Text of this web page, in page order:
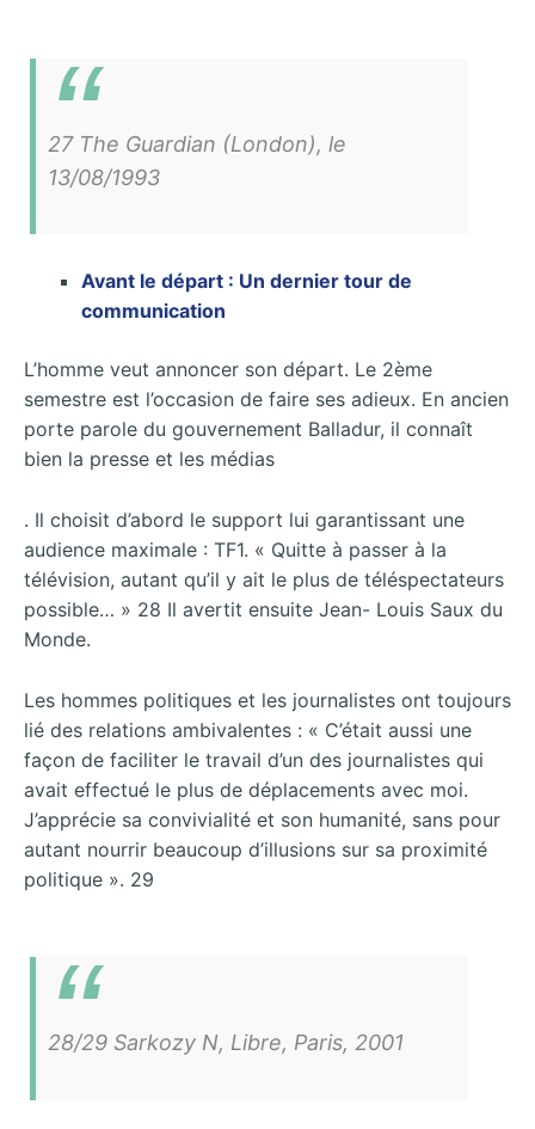
27 The Guardian (London), le
13/08/1993
Avant le départ : Un dernier tour de
communication
L’homme veut annoncer son départ. Le 2ème
semestre est l’occasion de faire ses adieux. En ancien
porte parole du gouvernement Balladur, il connaît
bien la presse et les médias
. Il choisit d’abord le support lui garantissant une
audience maximale : TF1. « Quitte à passer à la
télévision, autant qu’il y ait le plus de téléspectateurs
possible… » 28 Il avertit ensuite Jean- Louis Saux du
Monde.
Les hommes politiques et les journalistes ont toujours
lié des relations ambivalentes : « C’était aussi une
façon de faciliter le travail d’un des journalistes qui
avait effectué le plus de déplacements avec moi.
J’apprécie sa convivialité et son humanité, sans pour
autant nourrir beaucoup d’illusions sur sa proximité
politique ». 29
28/29 Sarkozy N, Libre, Paris, 2001